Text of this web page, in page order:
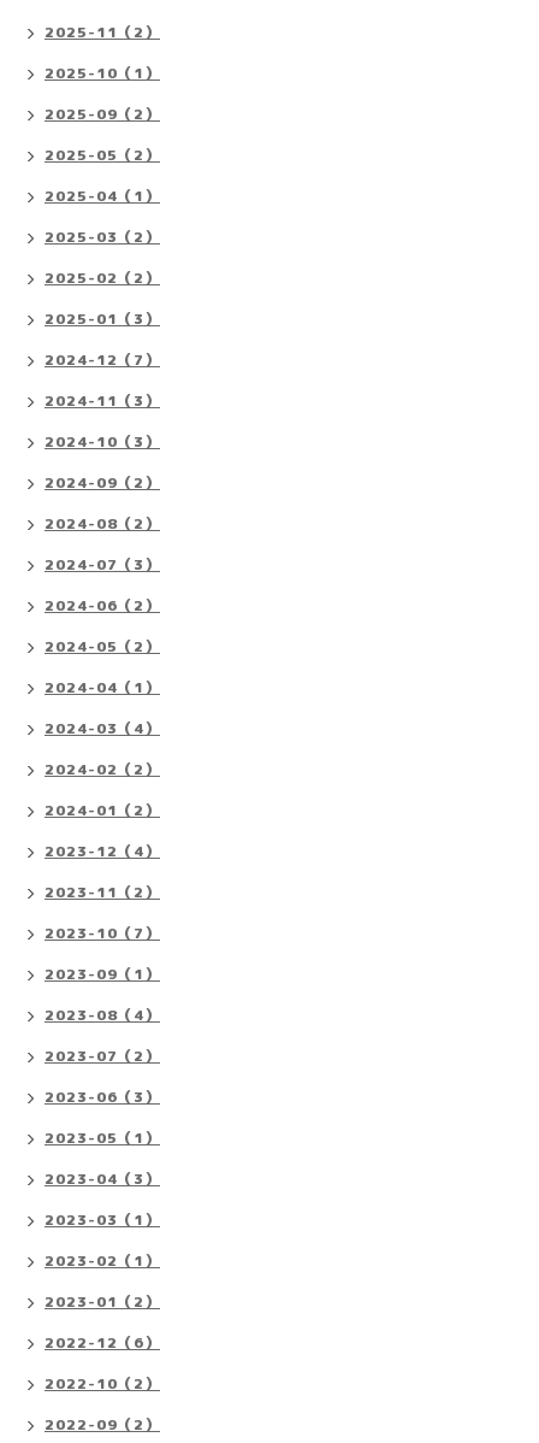
2025-11（2）
2025-10（1）
2025-09（2）
2025-05（2）
2025-04（1）
2025-03（2）
2025-02（2）
2025-01（3）
2024-12（7）
2024-11（3）
2024-10（3）
2024-09（2）
2024-08（2）
2024-07（3）
2024-06（2）
2024-05（2）
2024-04（1）
2024-03（4）
2024-02（2）
2024-01（2）
2023-12（4）
2023-11（2）
2023-10（7）
2023-09（1）
2023-08（4）
2023-07（2）
2023-06（3）
2023-05（1）
2023-04（3）
2023-03（1）
2023-02（1）
2023-01（2）
2022-12（6）
2022-10（2）
2022-09（2）